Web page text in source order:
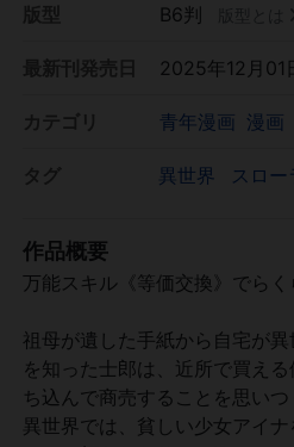
B6判
2025年12月01
青年漫画 漫画
異世界 スロー
作品概要
万能スキル《等価交換》でら
祖母が遺した手紙から自宅が
を知った士郎は、近所で買え
ち込んで商売することを思いつ
異世界では、貧しい少女アイ